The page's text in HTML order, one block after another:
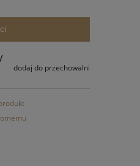
dodaj do przechowalni